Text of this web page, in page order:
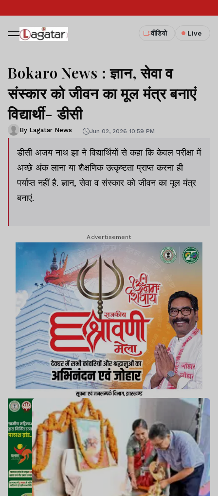
वीडियो Live
Bokaro News : ज्ञान, सेवा व
संस्कार को जीवन का मूल मंत्र बनाएं
विद्यार्थी- डीसी
By Lagatar News Jun 02, 2026 10:59 PM
डीसी अजय नाथ झा ने विद्यार्थियों से कहा कि केवल परीक्षा में
अच्छे अंक लाना या शैक्षणिक उत्कृष्टता प्राप्त करना ही
पर्याप्त नहीं है. ज्ञान, सेवा व संस्कार को जीवन का मूल मंत्र
बनाएं.
Advertisement